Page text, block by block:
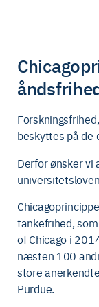
beskyttes på de
Derfor ønsker vi
tankefrihed,
of Chicago i
næsten 100
store
Purdue.